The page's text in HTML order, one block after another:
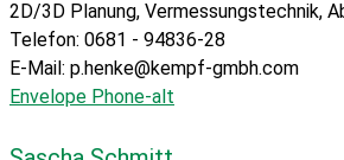
2D/3D Planung, Vermessungstechnik,
Telefon: 0681 - 94836-28
E-Mail: p.henke@kempf-gmbh.com
Envelope Phone-alt